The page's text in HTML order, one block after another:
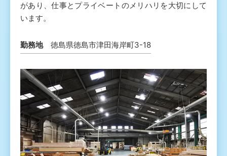
があり、仕事とプライベートのメリハリを大切にして
います。
勤務地 徳島県徳島市津田海岸町3-18